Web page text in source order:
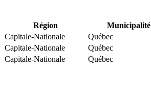
Région Municipalité
Capitale-Nationale
Québec
Capitale-Nationale
Québec
Capitale-Nationale Québec